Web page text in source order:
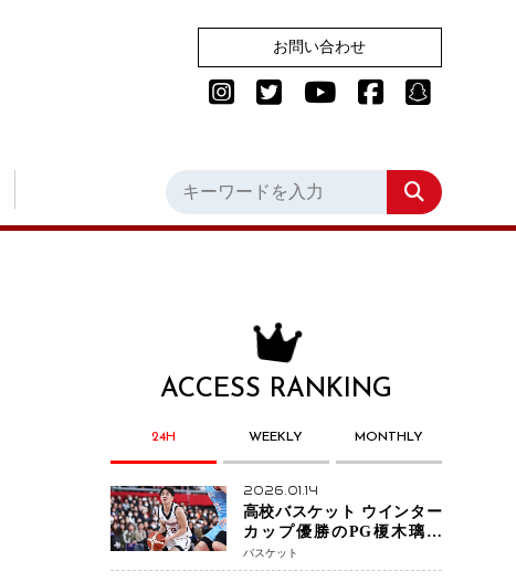
お問い合わせ
ACCESS RANKING
24H WEEKLY MONTHLY
2026.01.14
高校バスケット ウインター
カップ優勝のPG榎木璃旺
（えのき・りお）がプロの
現場へ―。
バスケット